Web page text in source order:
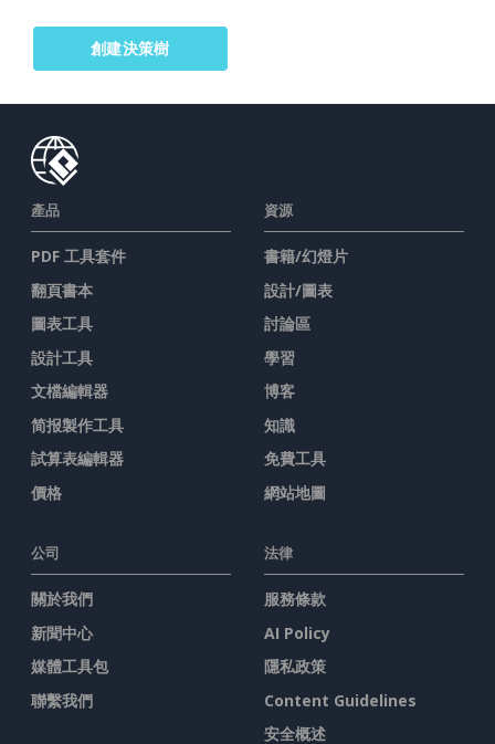
創建決策樹
產品
PDF 工具套件
翻頁書本
圖表工具
設計工具
文檔編輯器
简报製作工具
試算表編輯器
價格
資源
書籍/幻燈片
設計/圖表
討論區
學習
博客
知識
免費工具
網站地圖
公司
關於我們
新聞中心
媒體工具包
聯繫我們
法律
服務條款
AI Policy
隱私政策
Content Guidelines
安全概述